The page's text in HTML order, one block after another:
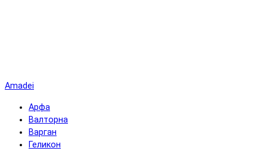
Amadei
Арфа
Валторна
Варган
Геликон